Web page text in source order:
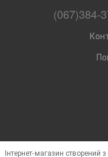
(067)384-
Інтернет-магазин створений